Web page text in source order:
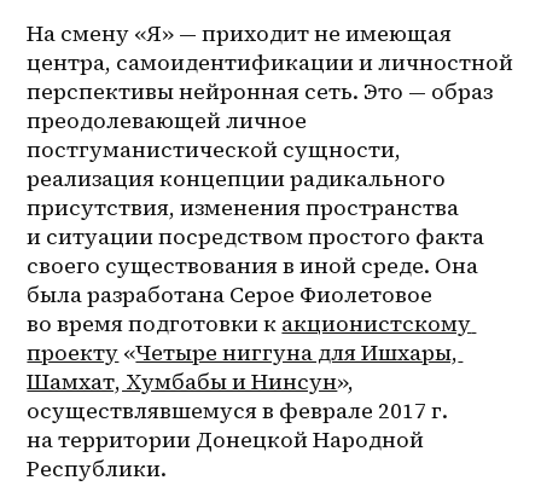
На смену «Я» — приходит не имеющая
центра, самоидентификации и личностной
перспективы нейронная сеть. Это — образ
преодолевающей личное
постгуманистической сущности,
реализация концепции радикального
присутствия, изменения пространства
и ситуации посредством простого факта
своего существования в иной среде. Она
была разработана Серое Фиолетовое
во время подготовки к акционистскому
проекту «Четыре ниггуна для Ишхары,
Шамхат, Хумбабы и Нинсун»,
осуществлявшемуся в феврале 2017 г.
на территории Донецкой Народной
Республики.